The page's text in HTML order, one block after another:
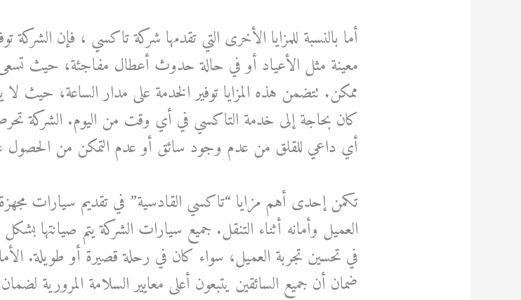
أما بالنسبة للمزايا الأخرى التي تقدمها شركة تاكسي ، فإن
معينة مثل الأعياد أو في حالة حدوث أعطال مفاجئة، حيث تسعى
ممكن. تتضمن هذه المزايا توفير الخدمة على مدار الساعة، حيث
كان بحاجة إلى خدمة التاكسي في أي وقت من اليوم. الشركة
أي داعي للقلق من عدم وجود سائق أو عدم التمكن من الحصول
تكمن إحدى أهم مزايا “تاكسي القادسية” في تقديم سيارات
العميل وأمانه أثناء التنقل. جميع سيارات الشركة يتم صيانتها
في تحسين تجربة العميل، سواء كان في رحلة قصيرة أو طويلة.
ضمان أن جميع السائقين يتبعون أعلى معايير السلامة المرورية